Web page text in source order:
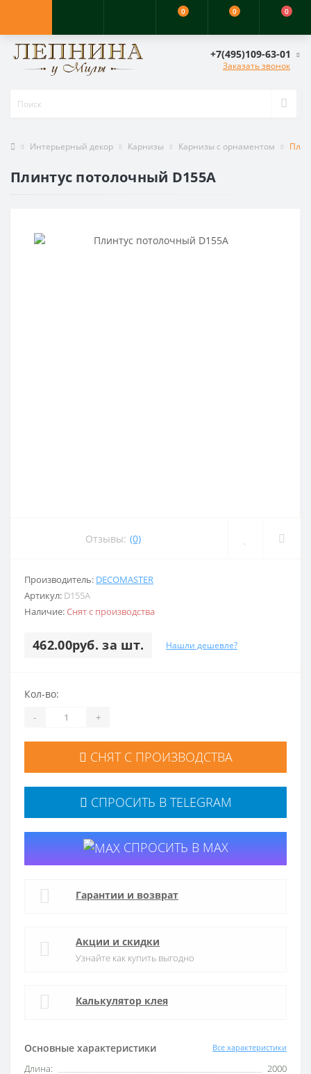
0 0 0
+7(495)109-63-01
Заказать звонок
Интерьерный декор Карнизы Карнизы с орнаментом
Плинтус потолочный D155A
Отзывы: (0)
Производитель: DECOMASTER
Артикул: D155A
Наличие:Снят с производства
462.00руб. за шт. Нашли дешевле?
Основные характеристики Все характеристики
Длина:
2000
Кол-во:
- +
СНЯТ С ПРОИЗВОДСТВА
СПРОСИТЬ В TELEGRAM
СПРОСИТЬ В MAX
Гарантии и возврат
Акции и скидки
Узнайте как купить выгодно
Калькулятор клея